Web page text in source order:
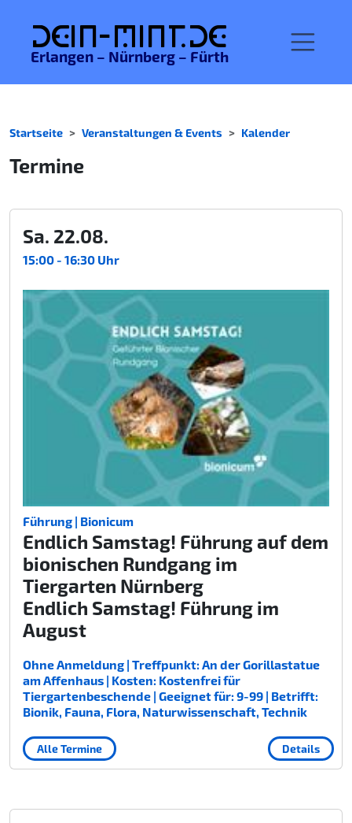
Dein-MINT.de
Erlangen – Nürnberg – Fürth
Startseite Veranstaltungen & Events Kalender
Termine
Sa. 22.08.
15:00 - 16:30 Uhr
Führung | Bionicum
Endlich Samstag! Führung auf dem
bionischen Rundgang im
Tiergarten Nürnberg
Endlich Samstag! Führung im
August
Ohne Anmeldung | Treffpunkt: An der Gorillastatue
am Affenhaus | Kosten: Kostenfrei für
Tiergartenbeschende | Geeignet für: 9-99 | Betrifft:
Bionik, Fauna, Flora, Naturwissenschaft, Technik
Details
Alle Termine